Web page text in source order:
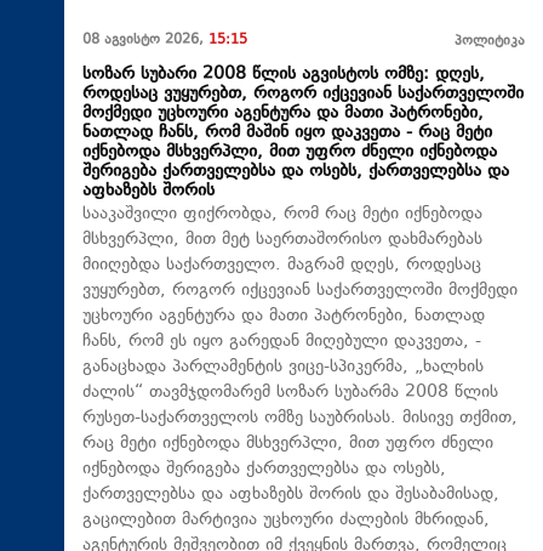
08 აგვისტო 2026, 15:15 პოლიტიკა
სოზარ სუბარი 2008 წლის აგვისტოს ომზე: დღეს,
როდესაც ვუყურებთ, როგორ იქცევიან საქართველოში
მოქმედი უცხოური აგენტურა და მათი პატრონები,
ნათლად ჩანს, რომ მაშინ იყო დაკვეთა - რაც მეტი
იქნებოდა მსხვერპლი, მით უფრო ძნელი იქნებოდა
შერიგება ქართველებსა და ოსებს, ქართველებსა და
აფხაზებს შორის
სააკაშვილი ფიქრობდა, რომ რაც მეტი იქნებოდა
მსხვერპლი, მით მეტ საერთაშორისო დახმარებას
მიიღებდა საქართველო. მაგრამ დღეს, როდესაც
ვუყურებთ, როგორ იქცევიან საქართველოში მოქმედი
უცხოური აგენტურა და მათი პატრონები, ნათლად
ჩანს, რომ ეს იყო გარედან მიღებული დაკვეთა, -
განაცხადა პარლამენტის ვიცე-სპიკერმა, „ხალხის
ძალის“ თავმჯდომარემ სოზარ სუბარმა 2008 წლის
რუსეთ-საქართველოს ომზე საუბრისას. მისივე თქმით,
რაც მეტი იქნებოდა მსხვერპლი, მით უფრო ძნელი
იქნებოდა შერიგება ქართველებსა და ოსებს,
ქართველებსა და აფხაზებს შორის და შესაბამისად,
გაცილებით მარტივია უცხოური ძალების მხრიდან,
აგენტურის მეშვეობით იმ ქვეყნის მართვა, რომელიც